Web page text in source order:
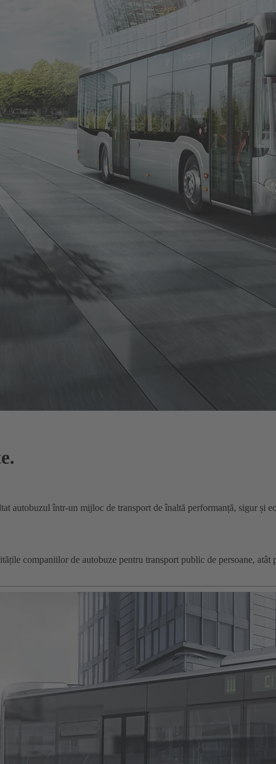
autobuzul într-un mijloc de transport de înaltă performanță, sigur și
companiilor de autobuze pentru transport public de persoane,